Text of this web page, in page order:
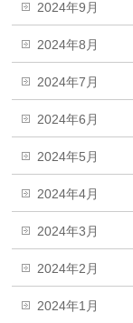
2024年9月
2024年8月
2024年7月
2024年6月
2024年5月
2024年4月
2024年3月
2024年2月
2024年1月